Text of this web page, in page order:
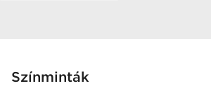
Színminták